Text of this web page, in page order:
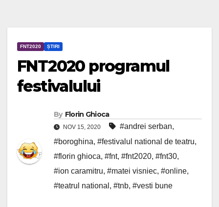
FNT2020 ȘTIRI
FNT2020 programul
festivalului
By Florin Ghioca
NOV 15, 2020 #andrei serban,
#boroghina, #festivalul national de teatru,
#florin ghioca, #fnt, #fnt2020, #fnt30,
#ion caramitru, #matei visniec, #online,
#teatrul national , #tnb, #vesti bune